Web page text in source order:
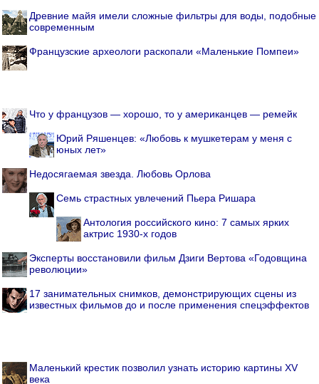
Древние майя имели сложные фильтры для воды, подобные
современным
Французские археологи раскопали «Маленькие Помпеи»
Что у французов — хорошо, то у американцев — ремейк
Юрий Ряшенцев: «Любовь к мушкетерам у меня с
юных лет»
Недосягаемая звезда. Любовь Орлова
Семь страстных увлечений Пьера Ришара
Антология российского кино: 7 самых ярких
актрис 1930-х годов
Эксперты восстановили фильм Дзиги Вертова «Годовщина
революции»
17 занимательных снимков, демонстрирующих сцены из
известных фильмов до и после применения спецэффектов
Маленький крестик позволил узнать историю картины XV
века